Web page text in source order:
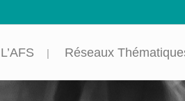
L’AFS Réseaux